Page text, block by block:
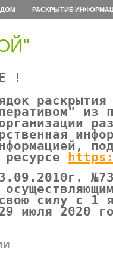
РАСКРЫТИЕ
!
раскрытия
из
ресурсе
силу с 1
июля 2020